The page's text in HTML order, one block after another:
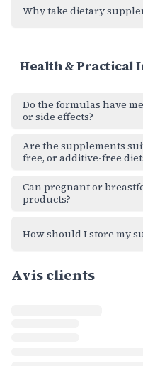
Why take dietary
Health & Practical
Do the formulas have
or side effects?
Are the supplements
free, or additive-free
Can pregnant or
products?
How should I store my
Avis clients